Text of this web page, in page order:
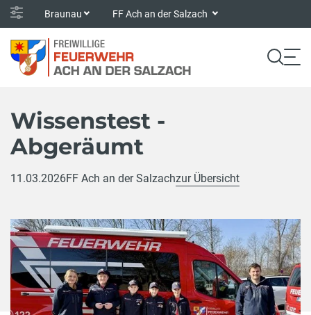
Braunau FF Ach an der Salzach
Wissenstest -
Abgeräumt
11.03.2026FF Ach an der Salzachzur Übersicht